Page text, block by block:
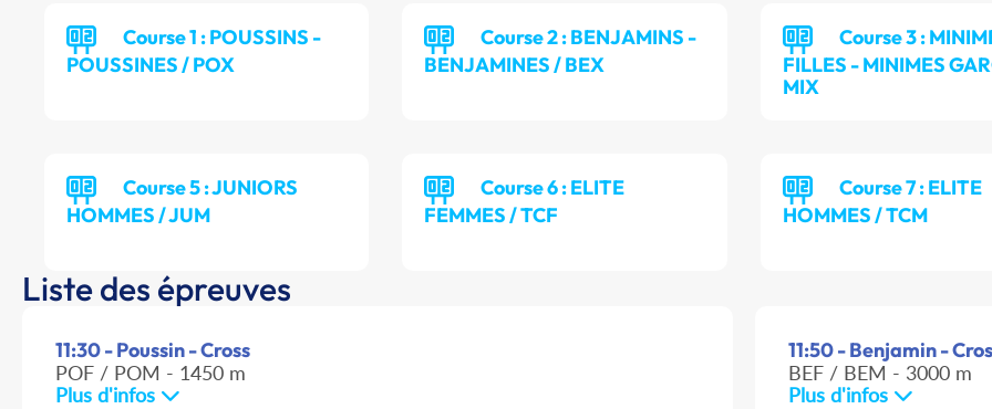
Course 1 : POUSSINS -
POUSSINES / POX
Course 2 : BENJAMINS -
BENJAMINES / BEX
Course 3 :
FILLES - MINIMES
MIX
Course 5 : JUNIORS
HOMMES / JUM
Course 6 : ELITE
FEMMES / TCF
Course 7 : ELITE
HOMMES / TCM
Liste des épreuves
11:30 - Poussin - Cross
POF / POM - 1450 m
Plus d'infos
11:50 - Benjamin -
BEF / BEM - 3000 m
Plus d'infos